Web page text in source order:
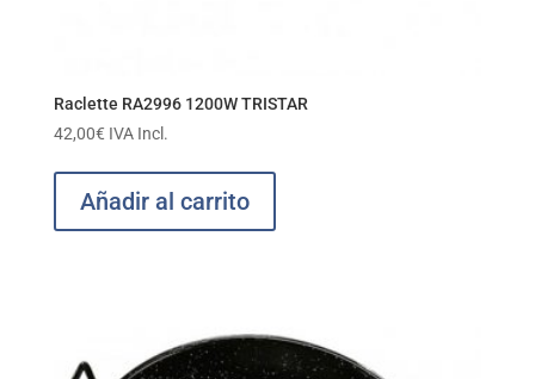
Raclette RA2996 1200W TRISTAR
42,00€ IVA Incl.
Añadir al carrito